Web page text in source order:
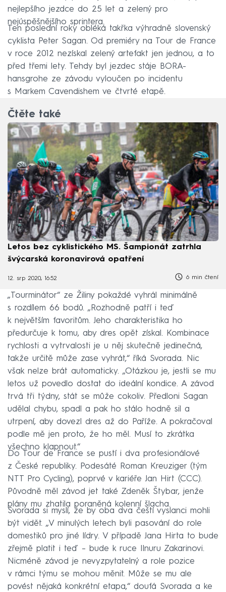
nejlepšího jezdce do 25 let a zelený pro
nejúspěšnějšího sprintera.
Ten poslední roky obléká takřka výhradně slovenský
cyklista Peter Sagan. Od premiéry na Tour de France
v roce 2012 nezískal zelený artefakt jen jednou, a to
před třemi lety. Tehdy byl jezdec stáje BORA-
hansgrohe ze závodu vyloučen po incidentu
s Markem Cavendishem ve čtvrté etapě.
Čtěte také
Letos bez cyklistického MS. Šampionát zatrhla
švýcarská koronavirová opatření
12. srp 2020, 16:52 6 min čtení
„Tourminátor“ ze Žiliny pokaždé vyhrál minimálně
s rozdílem 66 bodů. „Rozhodně patří i teď
k největším favoritům. Jeho charakteristika ho
předurčuje k tomu, aby dres opět získal. Kombinace
rychlosti a vytrvalosti je u něj skutečně jedinečná,
takže určitě může zase vyhrát,“ říká Svorada. Nic
však nelze brát automaticky. „Otázkou je, jestli se mu
letos už povedlo dostat do ideální kondice. A závod
trvá tři týdny, stát se může cokoliv. Předloni Sagan
udělal chybu, spadl a pak ho stálo hodně sil a
utrpení, aby dovezl dres až do Paříže. A pokračoval
podle mě jen proto, že ho měl. Musí to zkrátka
všechno klapnout.“
Do Tour de France se pustí i dva profesionálové
z České republiky. Podesáté Roman Kreuziger (tým
NTT Pro Cycling), poprvé v kariéře Jan Hirt (CCC).
Původně měl závod jet také Zdeněk Štybar, jenže
plány mu zhatila poraněná kolenní šlacha.
Svorada si myslí, že by oba dva čeští vyslanci mohli
být vidět. „V minulých letech byli pasování do role
domestiků pro jiné lídry. V případě Jana Hirta to bude
zřejmě platit i teď – bude k ruce Ilnuru Zakarinovi.
Nicméně závod je nevyzpytatelný a role pozice
v rámci týmu se mohou měnit. Může se mu ale
povést nějaká konkrétní etapa,“ doufá Svorada a ke